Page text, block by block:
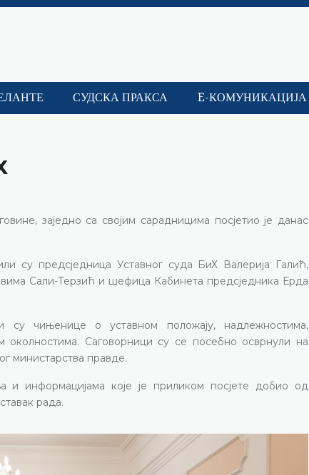
СУДСКА ПРАКСА E-КОМУНИКАЦИЈА
заједно са својим сарадницима посјетио је данас
су предсједница Уставног суда БиХ Валерија Галић,
Сали-Терзић и шефица Кабинета предсједника Ерда
су чињенице о уставном положају, надлежностима,
околностима. Саговорници су се посебно осврнули на
министарства правде.
информацијама које је приликом посјете добио од
рада.